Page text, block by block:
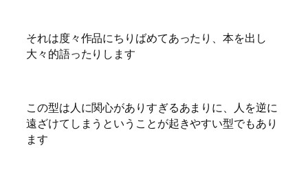
それは度々作品にちりばめてあったり、本を出し
大々的語ったりします
この型は人に関心がありすぎるあまりに、人を逆に
遠ざけてしまうということが起きやすい型でもあり
ます